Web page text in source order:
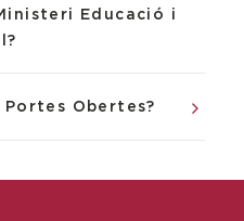
Educació i
Obertes?